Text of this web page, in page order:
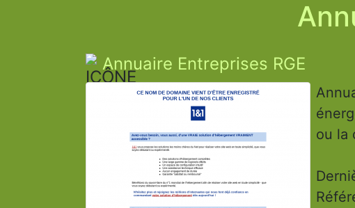
Annuaire Entreprises RGE
ou la